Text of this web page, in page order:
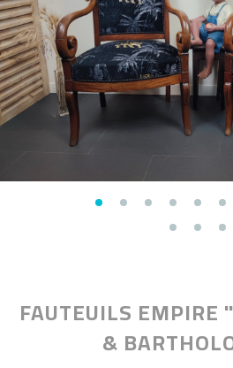
FAUTEUILS EMPIRE
&